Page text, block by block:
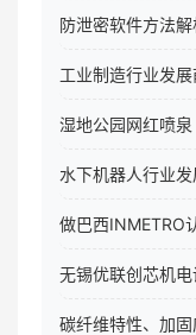
防泄密软件方法
工业制造行业发
湿地公园网红喷
水下机器人行业
做巴西INMETRO
无锡优联创芯机
碳纤维特性、加